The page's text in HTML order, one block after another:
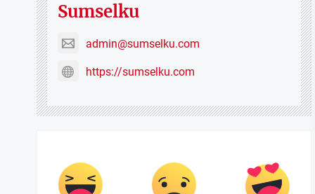
Sumselku
admin@sumselku.com
https://sumselku.com